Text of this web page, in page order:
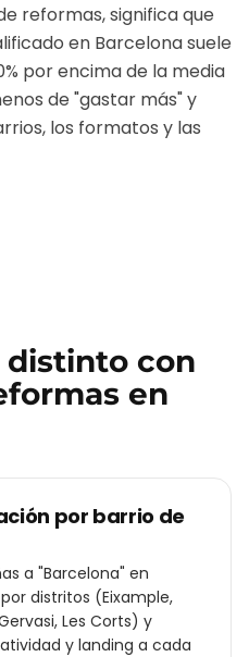
reformas, significa que
en Barcelonasuele
por encima de la media
de "gastar más" y
los formatos y las
distinto con
en
por barrio de
a "Barcelona" en
distritos (Eixample,
Les Corts) y
y landing a cada